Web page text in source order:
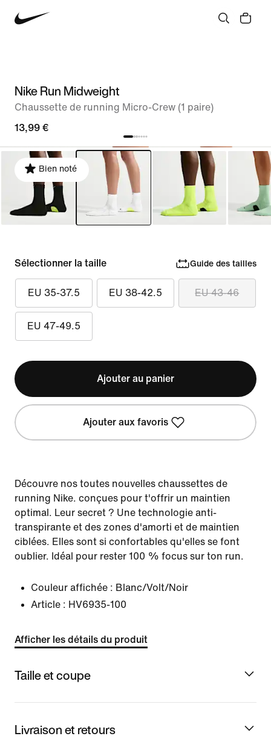
Nike Run Midweight
Chaussette de running Micro-Crew (1 paire)
13,99 €
Bien noté
Sélectionner la taille Guide des tailles
EU 35-37.5 EU 38-42.5 EU 43-46
EU 47-49.5
Ajouter au panier
Ajouter aux favoris
Découvre nos toutes nouvelles chaussettes de
running Nike. conçues pour t'offrir un maintien
optimal. Leur secret ? Une technologie anti-
transpirante et des zones d'amorti et de maintien
ciblées. Elles sont si confortables qu'elles se font
oublier. Idéal pour rester 100 % focus sur ton run.
Couleur affichée : Blanc/Volt/Noir
Article : HV6935-100
Afficher les détails du produit
Taille et coupe
Livraison et retours